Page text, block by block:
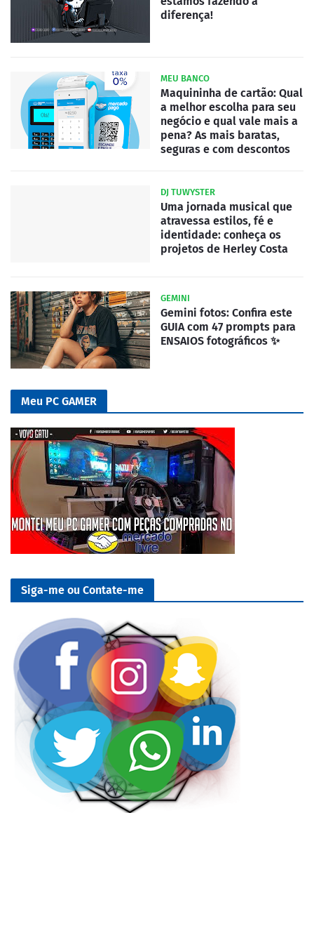
diferença!
MEU BANCO
Maquininha de cartão: Qual
a melhor escolha para seu
negócio e qual vale mais a
pena? As mais baratas,
seguras e com descontos
DJ TUWYSTER
Uma jornada musical que
atravessa estilos, fé e
identidade: conheça os
projetos de Herley Costa
GEMINI
Gemini fotos: Confira este
GUIA com 47 prompts para
ENSAIOS fotográficos ✨
Meu PC GAMER
Siga-me ou Contate-me